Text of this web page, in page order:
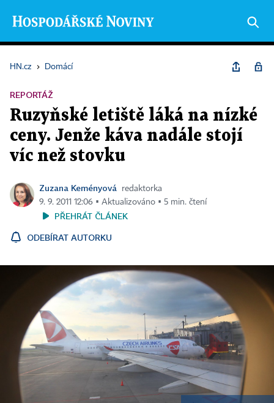
HN.cz › Domácí
REPORTÁŽ
Ruzyňské letiště láká na nízké
ceny. Jenže káva nadále stojí
víc než stovku
Zuzana Keményová
redaktorka
9. 9. 2011 12:06 ▪ Aktualizováno ▪ 5 min. čtení
PŘEHRÁT ČLÁNEK
ODEBÍRAT AUTORKU